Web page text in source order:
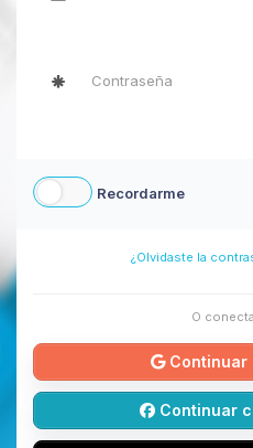
Recordarme
¿Olvidaste la
O
Continuar
Continuar